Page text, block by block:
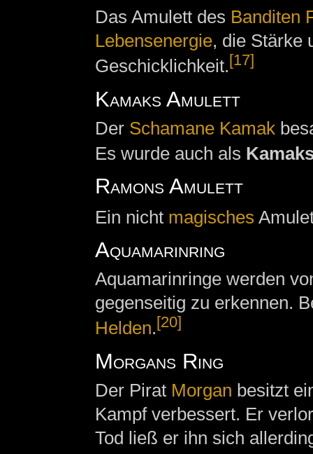
Das Amulett des Banditen
Lebensenergie, die Stärke
Geschicklichkeit.[17]
Kamaks Amulett
Der Schamane Kamak
Es wurde auch als
Ramons Amulett
Ein nicht magisches
Aquamarinring
Aquamarinringe werden
gegenseitig zu erkennen.
Helden. [20]
Morgans Ring
Der Pirat Morgan besitzt
Kampf verbessert. Er
Tod ließ er ihn sich